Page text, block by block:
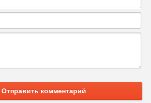
Отправить комментарий